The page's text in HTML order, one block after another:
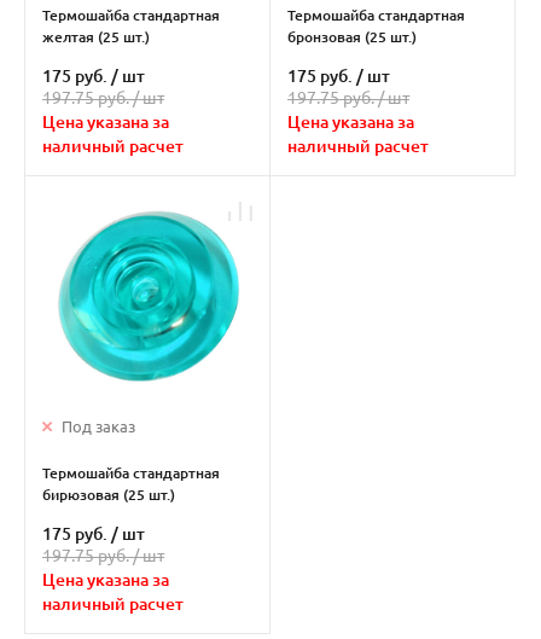
Термошайба стандартная
желтая (25 шт.)
175 руб. / шт
197.75 руб. /шт
Цена указана за
наличный расчет
Термошайба стандартная
бронзовая (25 шт.)
175 руб. / шт
197.75 руб. /шт
Цена указана за
наличный расчет
Под заказ
Термошайба стандартная
бирюзовая (25 шт.)
175 руб. / шт
197.75 руб. /шт
Цена указана за
наличный расчет